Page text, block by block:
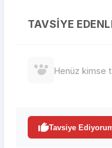
TAVSIYE
Henüz kimse
Tavsiye